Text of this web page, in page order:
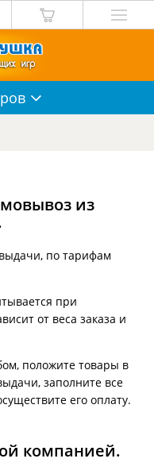
из
по тарифам
при
от веса заказа и
положите товары в
заполните все
его оплату.
компанией.